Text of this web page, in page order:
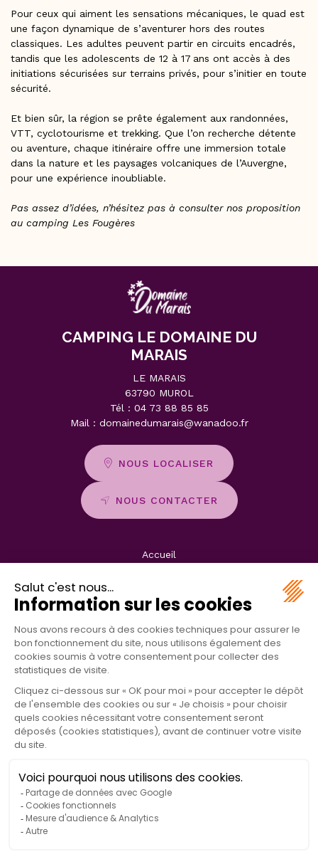
Pour ceux qui aiment les sensations mécaniques, le quad est
une façon dynamique de s’aventurer hors des routes
classiques. Les adultes peuvent partir en circuits encadrés,
tandis que les adolescents de 12 à 17 ans ont accès à des
initiations sécurisées sur terrains privés, pour s’initier en toute
sécurité.
Et bien sûr, la région se prête également aux randonnées,
VTT, cyclotourisme et trekking. Que l’on recherche détente
ou aventure, chaque itinéraire offre une immersion totale
dans la nature et les paysages volcaniques de l’Auvergne,
pour une expérience inoubliable.
Pas assez d’idées, n’hésitez pas à consulter nos proposition
au camping Les Fougères
CAMPING LE DOMAINE DU
MARAIS
LE MARAIS
63790 MUROL
Tél : 04 73 88 85 85
Mail : domainedumarais@wanadoo.fr
NOUS LOCALISER
NOUS CONTACTER
Accueil
Locations
Groupes
La région
Informations pratiques
Contact & Accès